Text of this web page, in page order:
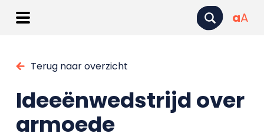
aA
Terug naar overzicht
Ideeënwedstrijd over
armoede